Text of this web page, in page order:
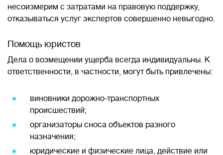
несоизмерим с затратами на правовую поддержку,
отказываться услуг экспертов совершенно невыгодно.
Помощь юристов
Дела о возмещении ущерба всегда индивидуальны. К
ответственности, в частности, могут быть привлечены:
виновники дорожно-транспортных
происшествий;
организаторы сноса объектов разного
назначения;
юридические и физические лица, действие или